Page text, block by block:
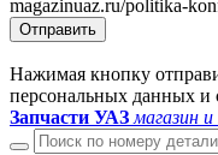
magazinuaz.ru/politika-
Отправить
Нажимая кнопку
персональных данных и
Запчасти УАЗ магазин